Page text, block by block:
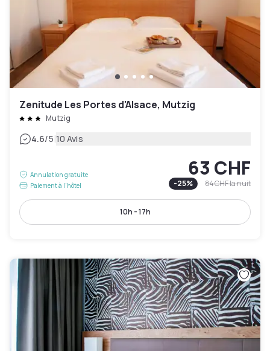
Zenitude Les Portes d'Alsace, Mutzig
Mutzig
4.6/5|10 Avis
Annulation gratuite
Paiement à l'hôtel
63 CHF
-25% 84 CHFla nuit
10h - 17h